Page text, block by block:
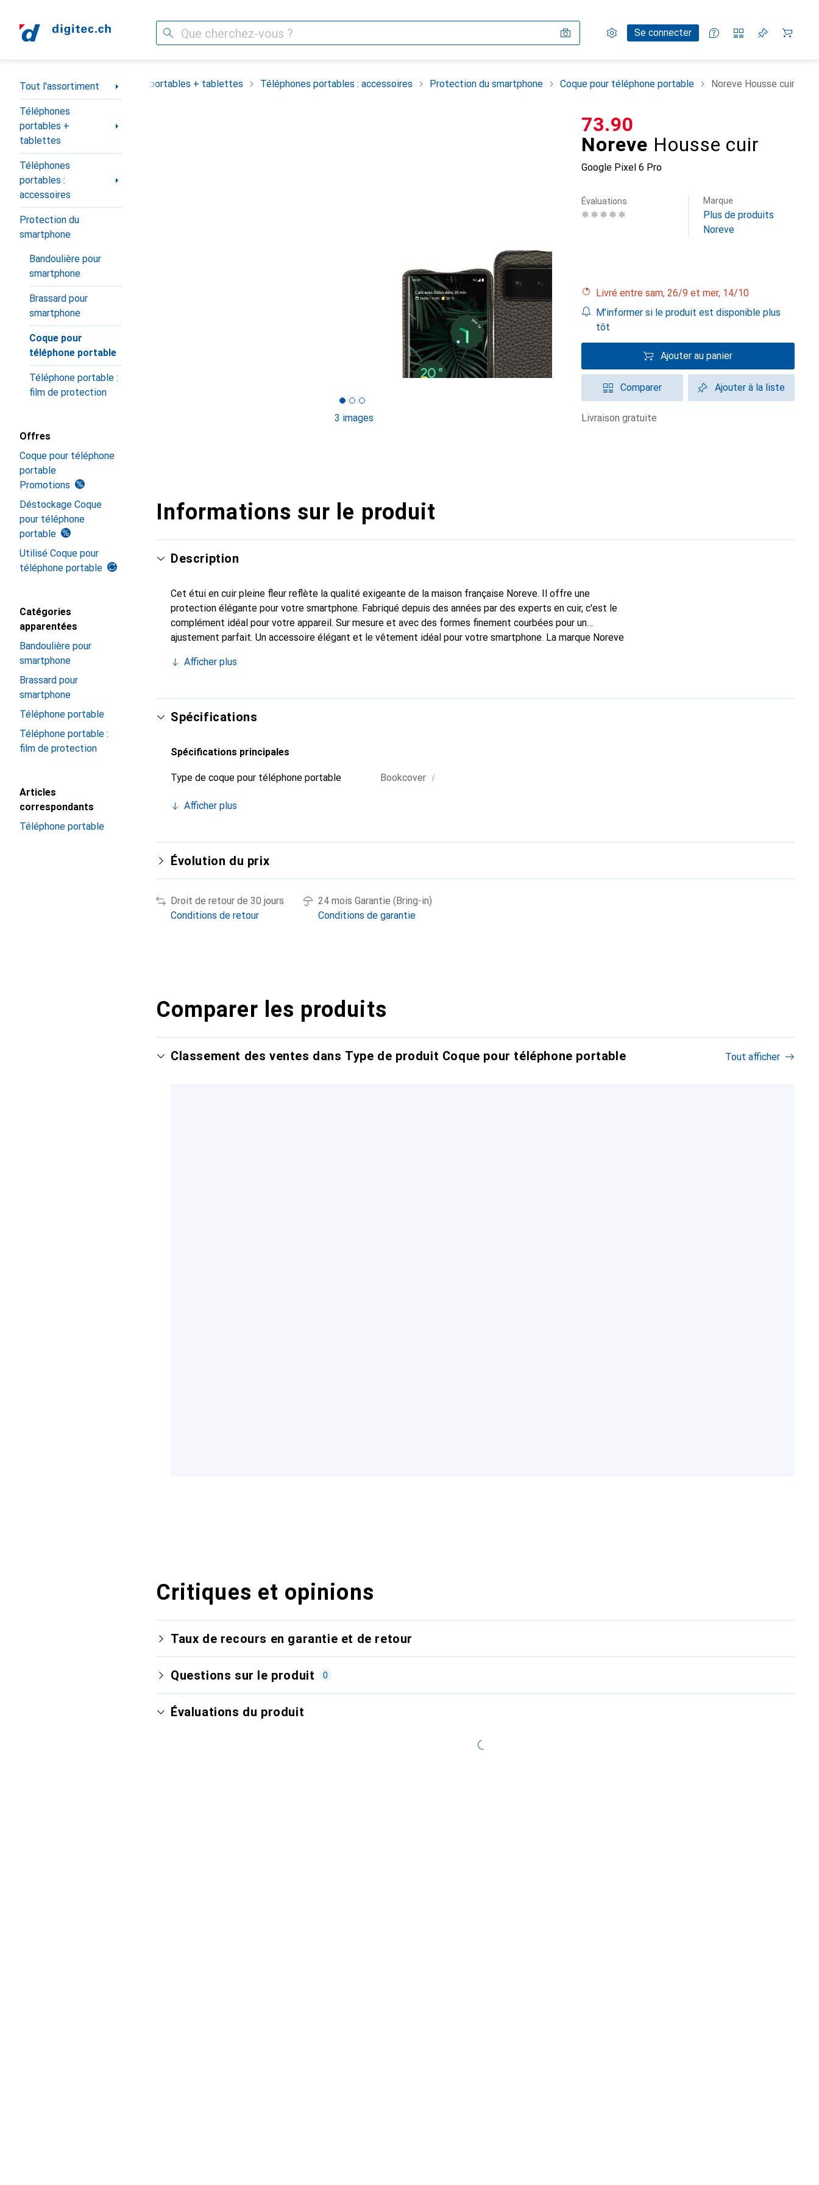
Recherche Paramètres
Compte clientSe connecter
Listes de comparaison
Listes d'envies
Panier
Navigation par catégorie
Tout l'assortiment
Téléphones
portables +
tablettes
Téléphones
portables :
accessoires
Protection du
smartphone
Bandoulière pour
smartphone
Brassard pour
smartphone
Coque pour
téléphone portable
Téléphone portable :
film de protection
Offres
Coque pour téléphone
portable
Promotions
Déstockage Coque
pour téléphone
portable
Utilisé Coque pour
téléphone portable
Catégories
apparentées
Bandoulière pour
smartphone
Brassard pour
smartphone
Téléphone portable
Téléphone portable :
film de protection
Articles
correspondants
Téléphone portable
Tout l'assortiment Téléphones portables + tablettes Téléphones portables : accessoires Protection du smartphone Coque pour téléphone portable Noreve Housse cuir
3 images
Noreve Housse cuir
Google Pixel 6 Pro
CHF
73.90
Évaluations Marque
Plus de produits
Noreve
Livré entre sam, 26/9 et mer, 14/10
M'informer si le produit est disponible plus
tôt
Ajouter au panier
Comparer Ajouter à la liste
livraison gratuite
Informations sur le produit
Description
Cet étui en cuir pleine fleur reflète la qualité exigeante de la maison française Noreve. Il offre une
protection élégante pour votre smartphone. Fabriqué depuis des années par des experts en cuir, c'est le
complément idéal pour votre appareil. Sur mesure et avec des formes finement courbées pour un
ajustement parfait. Un accessoire élégant et le vêtement idéal pour votre smartphone. La marque Noreve
pour le client exigeant.
Afficher plus
Spécifications
Spécifications principales
Type de coque pour téléphone portable Bookcover i
Afficher plus
Évolution du prix
Droit de retour de 30 jours
Conditions de retour
24 mois Garantie (Bring-in)
Conditions de garantie
Comparer les produits
Classement des ventes dans Type de produit Coque pour téléphone portable Tout afficher
Critiques et opinions
Taux de recours en garantie et de retour
Questions sur le produit 0
Évaluations du produit